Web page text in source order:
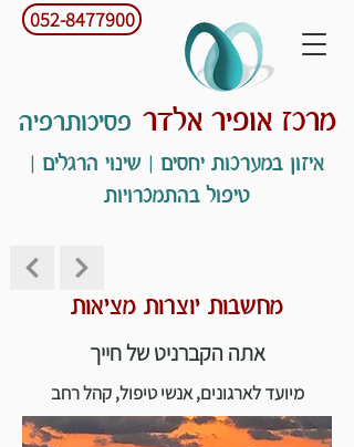
052-8477900
מרכז אופיר אלדר פסיכותרפיה
איזון במערכות יחסים | שינוי הרגלים |
טיפול בהתמכרויות
מחשבות יוצרות מציאות
אתה הקברניט של חייך
מיועד לארגונים, אנשי טיפול, קהל רחב